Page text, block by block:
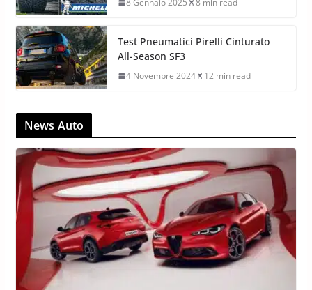
8 Gennaio 2025 8 min read
Test Pneumatici Pirelli Cinturato
All-Season SF3
4 Novembre 2024 12 min read
News Auto